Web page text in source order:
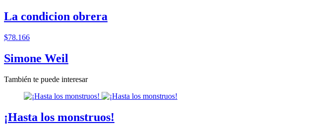
La condicion obrera
$78.166
Simone Weil
También te puede interesar
¡Hasta los monstruos!